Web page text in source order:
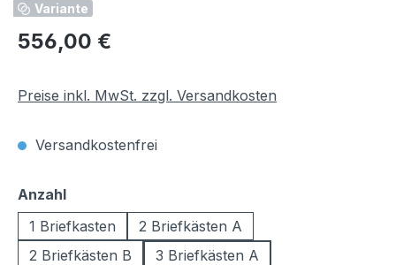
Variante
Regulärer Preis:
556,00 €
Preise inkl. MwSt. zzgl. Versandkosten
Versandkostenfrei
Anzahlauswählen
1 Briefkasten
2 Briefkästen A
2 Briefkästen B
3 Briefkästen A